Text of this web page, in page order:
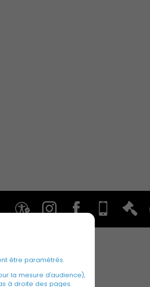
être paramétrés.
la mesure d'audience),
à droite des pages.
Publication des actes